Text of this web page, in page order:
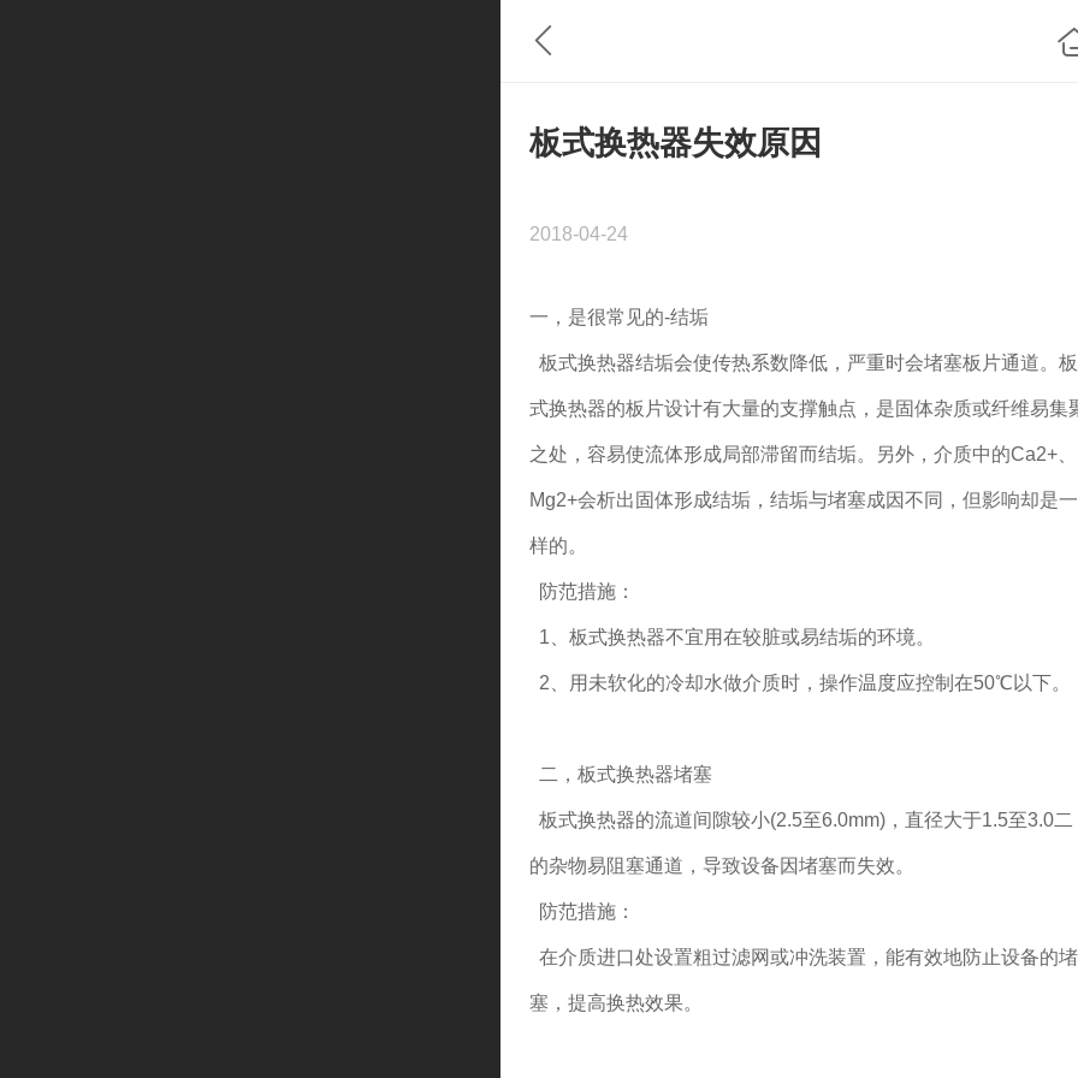
板式换热器失效原因
2018-04-24
一，是很常见的-结垢
板式换热器结垢会使传热系数降低，严重时会堵塞板片通道。板
式换热器的板片设计有大量的支撑触点，是固体杂质或纤维易集
之处，容易使流体形成局部滞留而结垢。另外，介质中的Ca2+、
Mg2+会析出固体形成结垢，结垢与堵塞成因不同，但影响却是一
样的。
防范措施：
1、板式换热器不宜用在较脏或易结垢的环境。
2、用未软化的冷却水做介质时，操作温度应控制在50℃以下。
二，板式换热器堵塞
板式换热器的流道间隙较小(2.5至6.0mm)，直径大于1.5至3.0二
的杂物易阻塞通道，导致设备因堵塞而失效。
防范措施：
在介质进口处设置粗过滤网或冲洗装置，能有效地防止设备的堵
塞，提高换热效果。